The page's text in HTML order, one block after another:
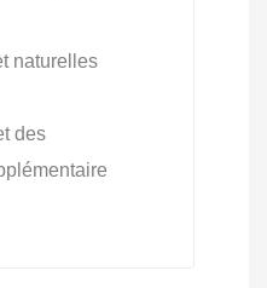
naturelles
des